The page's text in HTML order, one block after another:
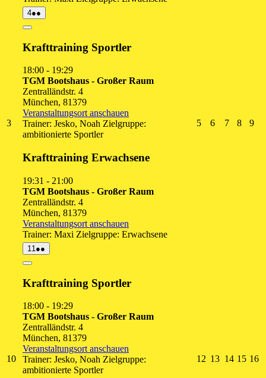
33.
August
44.
August
2026
●●
Veranstaltungen)
Close
Krafttraining Sportler
18:00 - 19:29
TGM Bootshaus - Großer Raum
Zentralländstr. 4
München, 81379
Veranstaltungsort anschauen
Trainer: Jesko, Noah Zielgruppe:
ambitionierte Sportler
Krafttraining Erwachsene
19:31 - 21:00
TGM Bootshaus - Großer Raum
Zentralländstr. 4
München, 81379
Veranstaltungsort anschauen
Trainer: Maxi Zielgruppe: Erwachsene
55.
66.
77.
88.
99.
1010.
August
11 11.
August
●●
Veranstaltungen)
Close
Krafttraining Sportler
18:00 - 19:29
TGM Bootshaus - Großer Raum
Zentralländstr. 4
München, 81379
Veranstaltungsort anschauen
Trainer: Jesko, Noah Zielgruppe:
ambitionierte Sportler
12 12.
1313.
1414.
1515.
16